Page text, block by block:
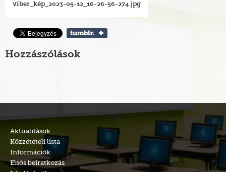
viber_kép_2023-05-12_16-26-56-274.jpg
Hozzászólások
Aktualitások
Közzétételi lista
Információk
Elsős beiratkozás